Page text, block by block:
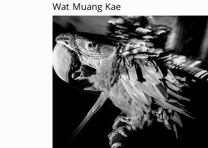
Wat Muang Kae